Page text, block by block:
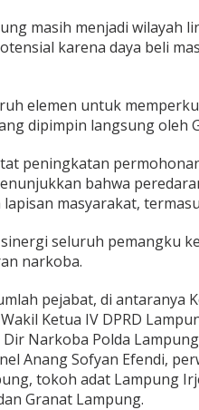
masih menjadi wilayah
karena daya beli
elemen untuk
dipimpin langsung oleh
peningkatan
bahwa
masyarakat,
seluruh pemangku
narkoba.
pejabat, di antaranya
Ketua IV DPRD
Narkoba Polda
Anang Sofyan Efendi,
tokoh adat Lampung
Granat Lampung.